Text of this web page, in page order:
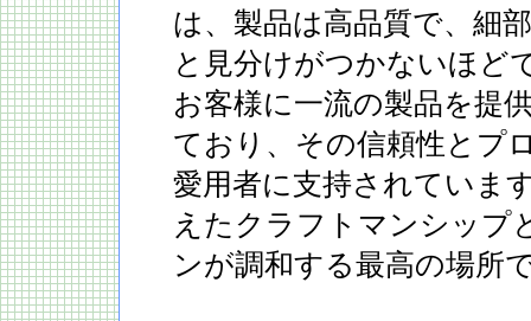
は、製品は高品質で、細
と見分けがつかないほど
お客様に一流の製品を提
ており、その信頼性とプ
愛用者に支持されていま
えたクラフトマンシップ
ンが調和する最高の場所